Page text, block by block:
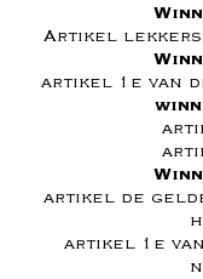
Artikel
artikel 1e van
artikel de
artikel 1e